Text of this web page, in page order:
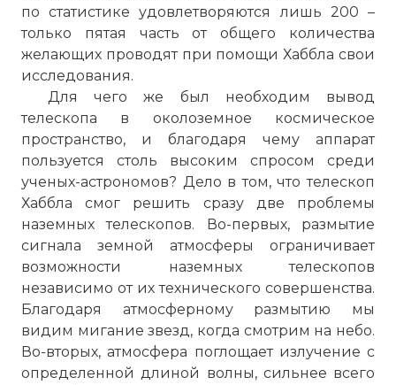
по статистике удовлетворяются лишь 200 –
только пятая часть от общего количества
желающих проводят при помощи Хаббла свои
исследования.
Для чего же был необходим вывод
телескопа в околоземное космическое
пространство, и благодаря чему аппарат
пользуется столь высоким спросом среди
ученых-астрономов? Дело в том, что телескоп
Хаббла смог решить сразу две проблемы
наземных телескопов. Во-первых, размытие
сигнала земной атмосферы ограничивает
возможности наземных телескопов
независимо от их технического совершенства.
Благодаря атмосферному размытию мы
видим мигание звезд, когда смотрим на небо.
Во-вторых, атмосфера поглощает излучение с
определенной длиной волны, сильнее всего